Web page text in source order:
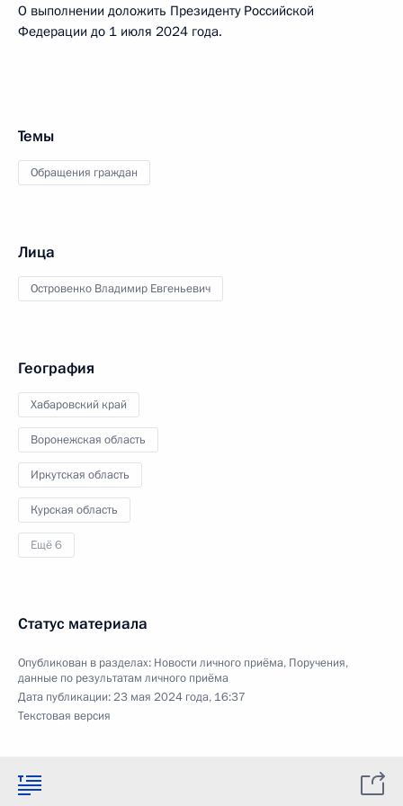
О выполнении доложить Президенту Российской
Федерации до 1 июля 2024 года.
Темы
Обращения граждан
Лица
Островенко Владимир Евгеньевич
География
Хабаровский край
Воронежская область
Иркутская область
Курская область
Ещё 6
Статус материала
Опубликован в разделах: Новости личного приёма, Поручения,
данные по результатам личного приёма
Дата публикации:23 мая 2024 года, 16:37
Текстовая версия